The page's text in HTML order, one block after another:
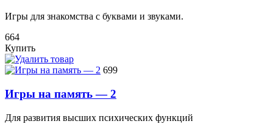
Игры для знакомства с буквами и звуками.
664
Купить
699
Игры на память — 2
Для развития высших психических функций